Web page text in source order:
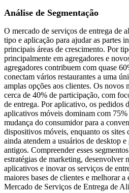
Análise de Segmentação
O mercado de serviços de entrega de
tipo e aplicação para ajudar as partes
principais áreas de crescimento. Por
principalmente em agregadores e
agregadores contribuem com quase
conectam vários restaurantes a uma
amplas opções aos clientes. Os novos
cerca de 40% de participação, com
de entrega. Por aplicativo, os pedidos
aplicativos móveis dominam com
mudança do consumidor para a
dispositivos móveis, enquanto os
ainda atendem a usuários de desktop
antigos. Compreender esses
estratégias de marketing, desenvolver
aplicativos e inovar os serviços de
maiores bases de clientes e melhorar
Mercado de Serviços de Entrega de